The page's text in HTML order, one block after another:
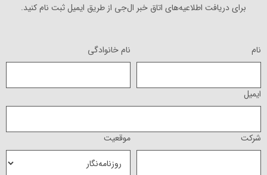
برای دریافت اطلاعیه‌های اتاق خبر ال‌جی از طریق ایمیل ثبت نام کنید.
نام نام خانوادگی
ایمیل
شرکت موقعیت